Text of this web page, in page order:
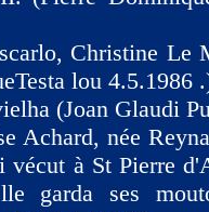
Christine Le
lou 4.5.1986
(Joan Glaudi
Achard, née
vécut à St Pierre
garda ses